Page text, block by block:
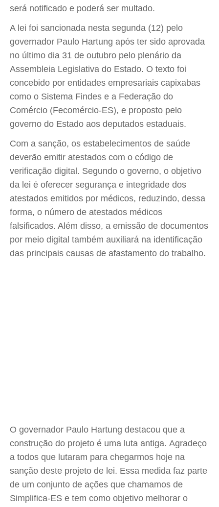
será notificado e poderá ser multado.
A lei foi sancionada nesta segunda (12) pelo
governador Paulo Hartung após ter sido aprovada
no último dia 31 de outubro pelo plenário da
Assembleia Legislativa do Estado. O texto foi
concebido por entidades empresariais capixabas
como o Sistema Findes e a Federação do
Comércio (Fecomércio-ES), e proposto pelo
governo do Estado aos deputados estaduais.
Com a sanção, os estabelecimentos de saúde
deverão emitir atestados com o código de
verificação digital. Segundo o governo, o objetivo
da lei é oferecer segurança e integridade dos
atestados emitidos por médicos, reduzindo, dessa
forma, o número de atestados médicos
falsificados. Além disso, a emissão de documentos
por meio digital também auxiliará na identificação
das principais causas de afastamento do trabalho.
O governador Paulo Hartung destacou que a
construção do projeto é uma luta antiga. Agradeço
a todos que lutaram para chegarmos hoje na
sanção deste projeto de lei. Essa medida faz parte
de um conjunto de ações que chamamos de
Simplifica-ES e tem como objetivo melhorar o